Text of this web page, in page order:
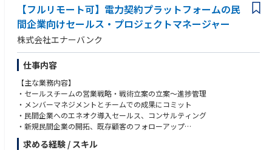
身に付け、原子力発電所の労働安全衛生に係るスペシャリストとしての成
長を期待しています。
なお、発電所勤務経験が業務上重要であるため、入社後の駐在配置（半年
程度）を考えています。
■配属先部署、雰囲気：
原子力人財育成センター：管理職11名、一般職62名、計73名
年代別人数構成：30代10％、40代20％、50代47％、60代23％
～雰囲気～
・上下関係なくフラットな雰囲気です。
・センターにはキャリア採用の方が４人在籍しています。
・職場が現場（発電所）にあり、人財育成を推進する組織（我々）と育成
・過去の工程検討タスクの内容把握・整理
・社内外関係者（プラントメーカー、ゼネコン等）との日程調整
・工程検討会議の運営補佐（資料準備、過去資料整理など）
・課題管理（議事録作成、パンチリスト作成・フォロー）
・建設大工程の策定・見直し検討
■職責：
本ポジションでは、工程タスクの運営を支えるだけでなく、将来的には職
場内の中核としてプロジェクトをリードしていく役割が期待されます。
関係者の多い環境の中で、円滑な意思疎通と業務推進のための調整が重要
となります。
～具体的には～
・大工程タスク後の詳細検討フェーズにおける業務推進と進行管理
～ご経験～いずれも満たす
・原子力分野における業務経験を3年以上お持ちの方
～知識・技能～
・原子力に関する知識・技能
【フルリモート可】電力契約プラットフォームの民
間企業向けセールス・プロジェクトマネージャー
株式会社エナーバンク
仕事内容
【主な業務内容】
・セールスチームの営業戦略・戦術立案の立案〜進捗管理
・メンバーマネジメントとチームでの成果にコミット
・民間企業へのエネオク導入セールス、コンサルティング
・新規民間企業の開拓、既存顧客のフォローアップ
・セールスストーリーの構築（サービスの価値、意味など）
求める経験 / スキル